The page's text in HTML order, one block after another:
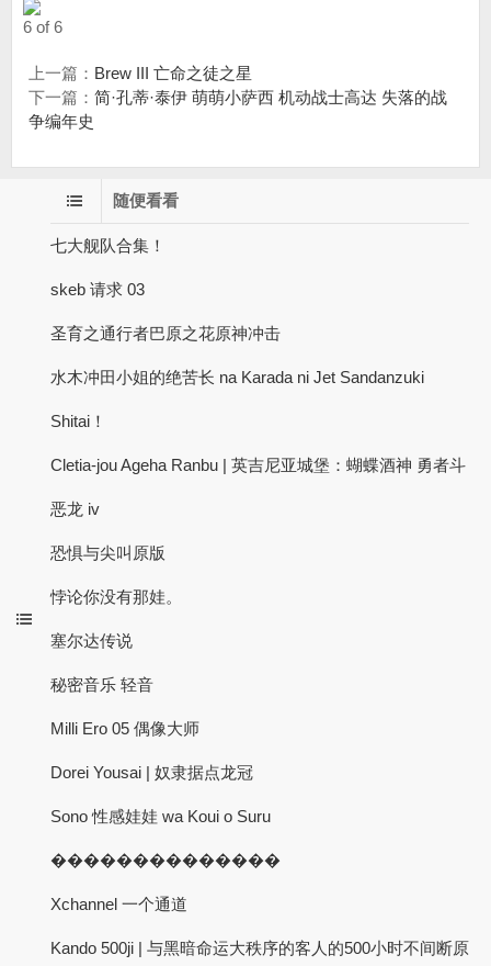
6 of 6
上一篇： Brew III 亡命之徒之星
下一篇： 简·孔蒂·泰伊 萌萌小萨西 机动战士高达 失落的战
争编年史
随便看看
七大舰队合集！
skeb 请求 03
圣育之通行者巴原之花原神冲击
水木冲田小姐的绝苦长 na Karada ni Jet Sandanzuki
Shitai！
Cletia-jou ​​Ageha Ranbu | 英吉尼亚城堡：蝴蝶酒神 勇者斗
恶龙 iv
恐惧与尖叫原版
悖论你没有那娃。
塞尔达传说
秘密音乐 轻音
Milli Ero 05 偶像大师
Dorei Yousai | 奴隶据点龙冠
Sono 性感娃娃 wa Koui o Suru
��������������
Xchannel 一个通道
Kando 500ji | 与黑暗命运大秩序的客人的500小时不间断原